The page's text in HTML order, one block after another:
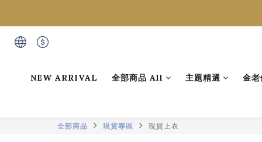
NEW ARRIVAL 全部商品 All 主題精選 金
全部商品 現貨專區 現貨上衣